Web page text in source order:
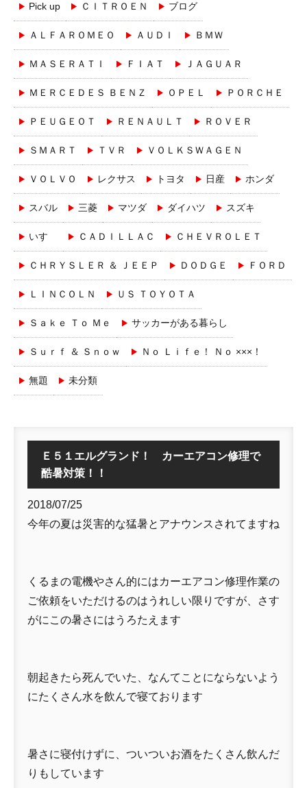
Pick up ＣＩＴＲＯＥＮ ブログ
ＡＬＦＡＲＯＭＥＯ ＡＵＤＩ ＢＭＷ
ＭＡＳＥＲＡＴＩ ＦＩＡＴ ＪＡＧＵＡＲ
ＭＥＲＣＥＤＥＳ ＢＥＮＺ ＯＰＥＬ ＰＯＲＣＨＥ
ＰＥＵＧＥＯＴ ＲＥＮＡＵＬＴ ＲＯＶＥＲ
ＳＭＡＲＴ ＴＶＲ ＶＯＬＫＳＷＡＧＥＮ
ＶＯＬＶＯ レクサス トヨタ 日産 ホンダ
スバル 三菱 マツダ ダイハツ スズキ
いすゞ ＣＡＤＩＬＬＡＣ ＣＨＥＶＲＯＬＥＴ
ＣＨＲＹＳＬＥＲ ＆ ＪＥＥＰ ＤＯＤＧＥ ＦＯＲＤ
ＬＩＮＣＯＬＮ ＵＳ ＴＯＹＯＴＡ
Ｓａｋｅ Ｔｏ Ｍｅ サッカーがある暮らし
Ｓｕｒｆ ＆ Ｓｎｏｗ Ｎｏ Ｌｉｆｅ！ Ｎｏ ×××！
無題 未分類
Ｅ５１エルグランド！ カーエアコン修理で
酷暑対策！！
2018/07/25
今年の夏は災害的な猛暑とアナウンスされてますね
くるまの電機やさん的にはカーエアコン修理作業の
ご依頼をいただけるのはうれしい限りですが、さす
がにこの暑さにはうろたえます
朝起きたら死んでいた、なんてことにならないよう
にたくさん水を飲んで寝ております
暑さに寝付けずに、ついついお酒をたくさん飲んだ
りもしています